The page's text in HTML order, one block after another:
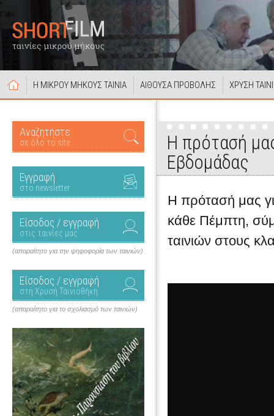
Η ΜΙΚΡΟΥ ΜΗΚΟΥΣ ΤΑΙΝΙΑ ΑΙΘΟΥΣΑ ΠΡΟΒΟΛΗΣ ΧΡΥΣΗ
Αναζητήστε
σε όλο το site
Εγγραφή
στο newsletter
Είσοδος / εγγραφή
στις ταινίες μας
(απαραίτητο για την ψηφοφορία των ταινιών)
Είσοδος / εγγραφή
στη Χρυσή Ταινιοθήκη
(απαραίτητο για το σχολιασμό των ταινιών)
Η πρότασή
Εβδομάδας
Η πρότασή μας
κάθε Πέμπτη,
ταινιών στους